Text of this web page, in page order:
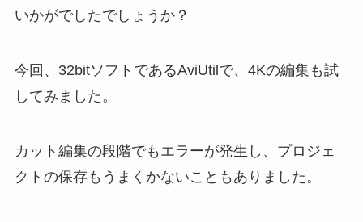
いかがでしたでしょうか？
今回、32bitソフトであるAviUtilで、4Kの編集も試
してみました。
カット編集の段階でもエラーが発生し、プロジェ
クトの保存もうまくかないこともありました。